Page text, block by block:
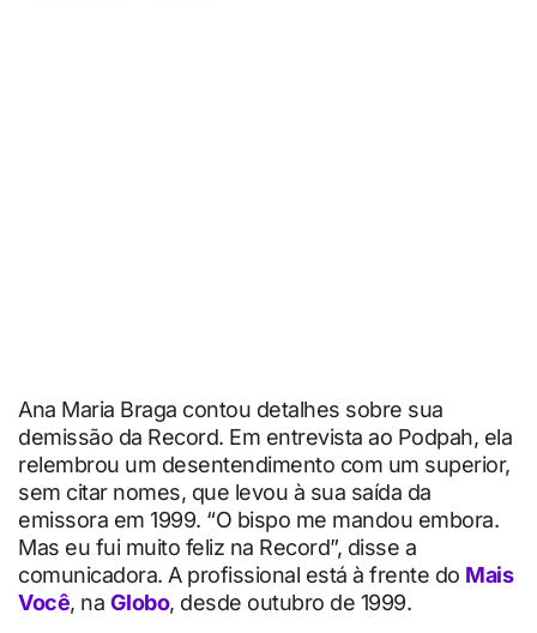
Ana Maria Braga contou detalhes sobre sua
demissão da Record. Em entrevista ao Podpah, ela
relembrou um desentendimento com um superior,
sem citar nomes, que levou à sua saída da
emissora em 1999. “O bispo me mandou embora.
Mas eu fui muito feliz na Record”, disse a
comunicadora. A profissional está à frente do Mais
Você, na Globo, desde outubro de 1999.